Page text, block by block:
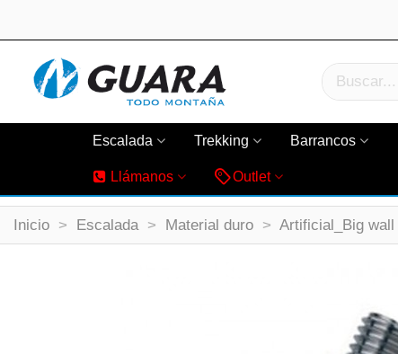
Escalada Trekking Barrancos
Llámanos Outlet
Inicio > Escalada > Material duro > Artificial_Big wall